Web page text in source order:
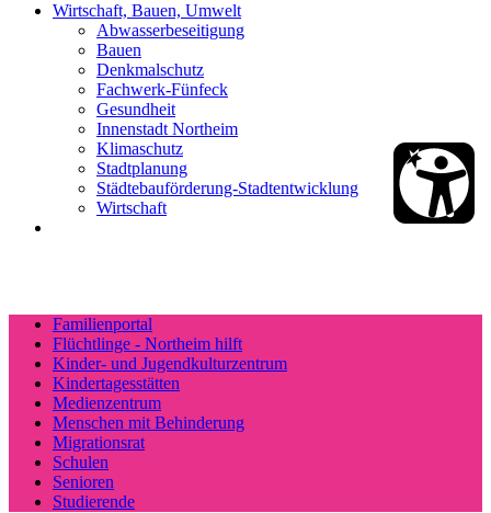
Wirtschaft, Bauen, Umwelt
Abwasserbeseitigung
Bauen
Denkmalschutz
Fachwerk-Fünfeck
Gesundheit
Innenstadt Northeim
Klimaschutz
Stadtplanung
Städtebauförderung-Stadtentwicklung
Wirtschaft
Familienportal
Flüchtlinge - Northeim hilft
Kinder- und Jugendkulturzentrum
Kindertagesstätten
Medienzentrum
Menschen mit Behinderung
Migrationsrat
Schulen
Senioren
Studierende